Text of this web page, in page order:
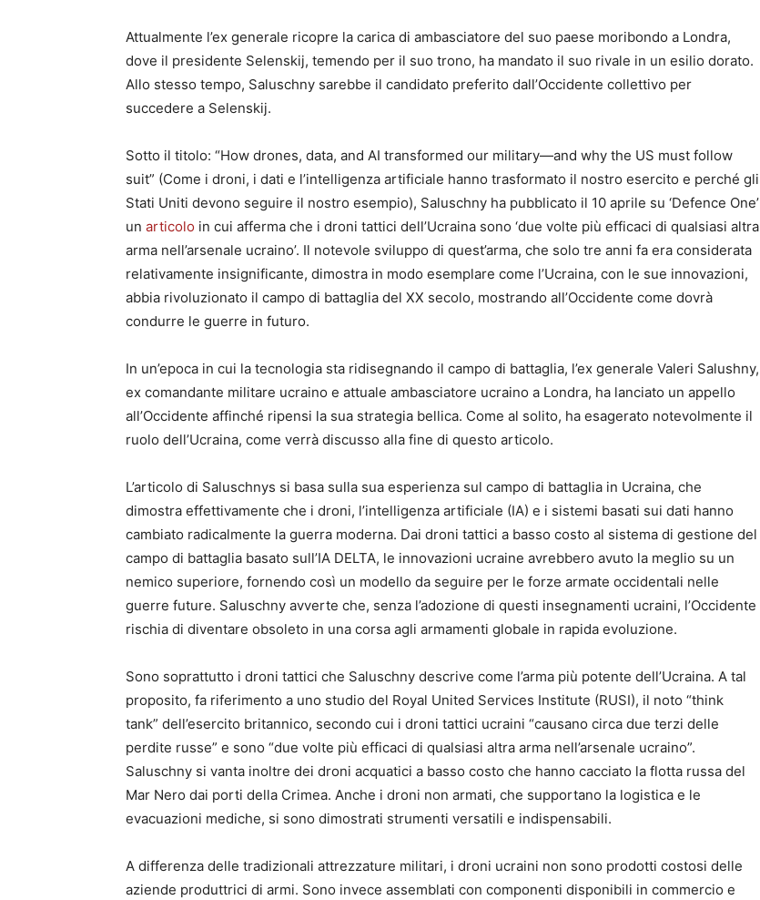
Attualmente l’ex generale ricopre la carica di ambasciatore del suo paese moribondo a Londra,
dove il presidente Selenskij, temendo per il suo trono, ha mandato il suo rivale in un esilio dorato.
Allo stesso tempo, Saluschny sarebbe il candidato preferito dall’Occidente collettivo per
succedere a Selenskij.
Sotto il titolo: “How drones, data, and AI transformed our military—and why the US must follow
suit” (Come i droni, i dati e l’intelligenza artificiale hanno trasformato il nostro esercito e perché gli
Stati Uniti devono seguire il nostro esempio), Saluschny ha pubblicato il 10 aprile su ‘Defence One’
un articolo in cui afferma che i droni tattici dell’Ucraina sono ‘due volte più efficaci di qualsiasi altra
arma nell’arsenale ucraino’. Il notevole sviluppo di quest’arma, che solo tre anni fa era considerata
relativamente insignificante, dimostra in modo esemplare come l’Ucraina, con le sue innovazioni,
abbia rivoluzionato il campo di battaglia del XX secolo, mostrando all’Occidente come dovrà
condurre le guerre in futuro.
In un’epoca in cui la tecnologia sta ridisegnando il campo di battaglia, l’ex generale Valeri Salushny,
ex comandante militare ucraino e attuale ambasciatore ucraino a Londra, ha lanciato un appello
all’Occidente affinché ripensi la sua strategia bellica. Come al solito, ha esagerato notevolmente il
ruolo dell’Ucraina, come verrà discusso alla fine di questo articolo.
L’articolo di Saluschnys si basa sulla sua esperienza sul campo di battaglia in Ucraina, che
dimostra effettivamente che i droni, l’intelligenza artificiale (IA) e i sistemi basati sui dati hanno
cambiato radicalmente la guerra moderna. Dai droni tattici a basso costo al sistema di gestione del
campo di battaglia basato sull’IA DELTA, le innovazioni ucraine avrebbero avuto la meglio su un
nemico superiore, fornendo così un modello da seguire per le forze armate occidentali nelle
guerre future. Saluschny avverte che, senza l’adozione di questi insegnamenti ucraini, l’Occidente
rischia di diventare obsoleto in una corsa agli armamenti globale in rapida evoluzione.
Sono soprattutto i droni tattici che Saluschny descrive come l’arma più potente dell’Ucraina. A tal
proposito, fa riferimento a uno studio del Royal United Services Institute (RUSI), il noto “think
tank” dell’esercito britannico, secondo cui i droni tattici ucraini “causano circa due terzi delle
perdite russe” e sono “due volte più efficaci di qualsiasi altra arma nell’arsenale ucraino”.
Saluschny si vanta inoltre dei droni acquatici a basso costo che hanno cacciato la flotta russa del
Mar Nero dai porti della Crimea. Anche i droni non armati, che supportano la logistica e le
evacuazioni mediche, si sono dimostrati strumenti versatili e indispensabili.
A differenza delle tradizionali attrezzature militari, i droni ucraini non sono prodotti costosi delle
aziende produttrici di armi. Sono invece assemblati con componenti disponibili in commercio e